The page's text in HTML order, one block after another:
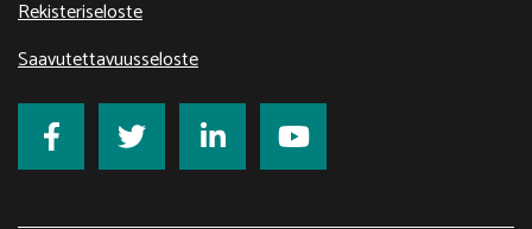
Rekisteriseloste
Saavutettavuusseloste